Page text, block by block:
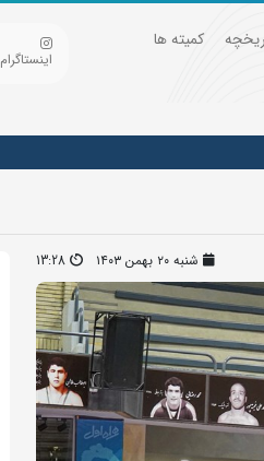
کمیته ها
اینستاگرام
شنبه ۲۰ بهمن ۱۴۰۳ 13:28